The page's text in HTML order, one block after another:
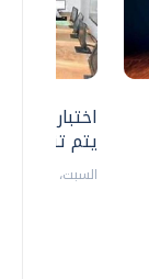
اختبارات
يتم
السبت، 18 يوليو 2026 09:22 ص